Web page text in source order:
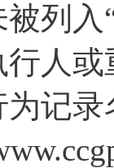
被列入
行人或
为记录